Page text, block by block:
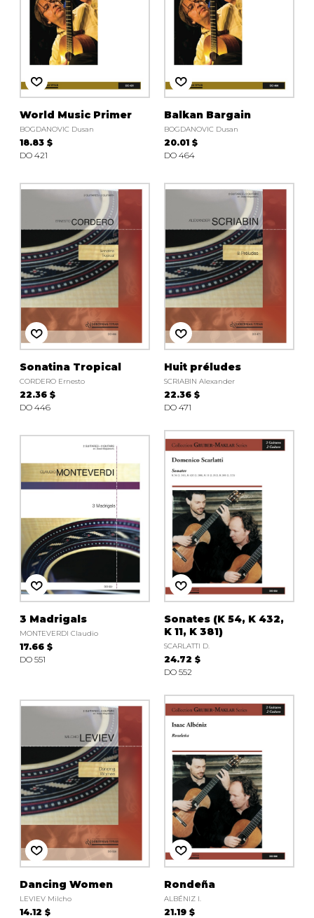
World Music Primer
BOGDANOVIC Dusan
18.83 $
DO 421
Balkan Bargain
BOGDANOVIC Dusan
20.01 $
DO 464
Sonatina Tropical
CORDERO Ernesto
22.36 $
DO 446
Huit préludes
SCRIABIN Alexander
22.36 $
DO 471
3 Madrigals
MONTEVERDI Claudio
17.66 $
DO 551
Sonates (K 54, K 432,
K 11, K 381)
SCARLATTI D.
24.72 $
DO 552
Dancing Women
LEVIEV Milcho
14.12 $
Rondeña
ALBÉNIZ I.
21.19 $